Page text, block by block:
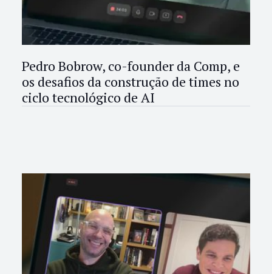
Pedro Bobrow, co-founder da Comp, e
os desafios da construção de times no
ciclo tecnológico de AI